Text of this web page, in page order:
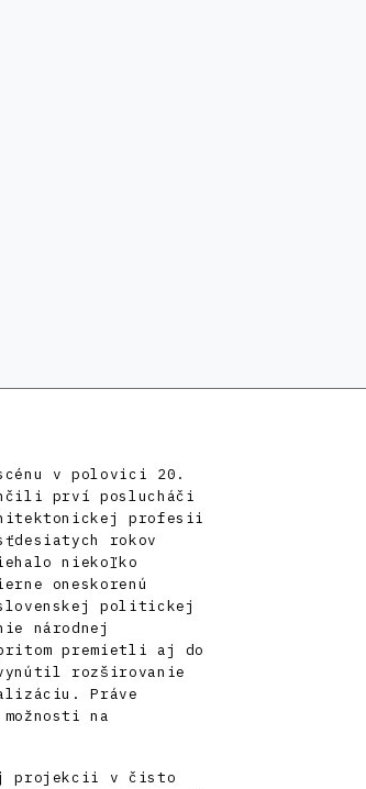
v polovici 20.
prví poslucháči
profesii
rokov
niekoľko
oneskorenú
politickej
národnej
pritom premietli aj do
rozširovanie
Práve
na
projekcii v čisto